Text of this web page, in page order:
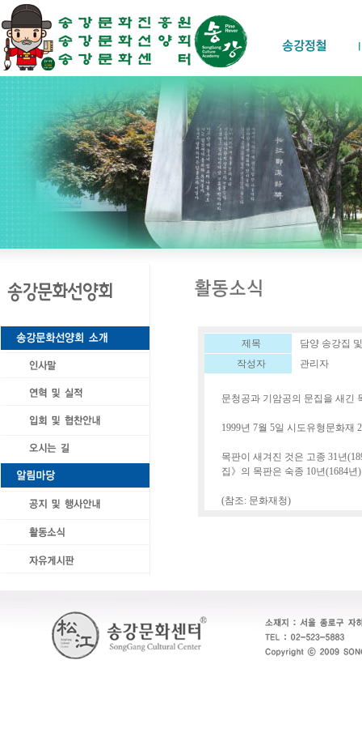
제목
담양 송강집
작성자
관리자
문청공과 기암공의 문집을 새긴
1999년 7월 5일 시도유형문화재
목판이 새겨진 것은 고종 31년
집》의 목판은 숙종 10년(1684년
(참조: 문화재청)